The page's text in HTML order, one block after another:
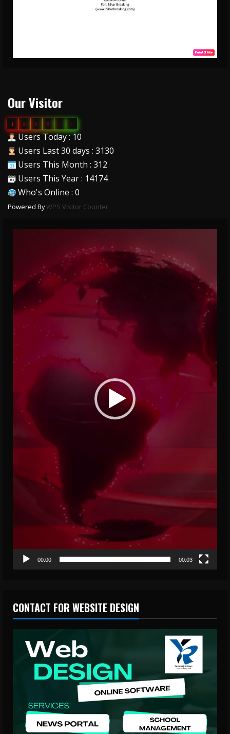
Our Visitor
1 8 6 8 1 1
Users Today : 10
Users Last 30 days : 3130
Users This Month : 312
Users This Year : 14174
Who's Online : 0
Powered ByWPS Visitor Counter
00:00 00:03
CONTACT FOR WEBSITE DESIGN